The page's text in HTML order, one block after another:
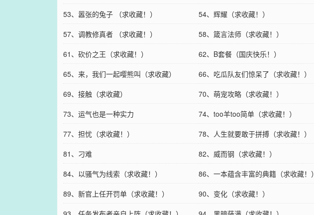
53、嚣张的兔子 （求收藏！）
54、辉耀（求收藏！）
57、调教修真者 （求收藏！）
58、箴言法师（求收藏！）
61、砍价之王（求收藏！）
62、B套餐（国庆快乐！）
65、来，我们一起嘤熊叫（求收藏）
66、吃瓜队友们惊呆了（求收藏！）
69、接触（求收藏）
70、萌宠攻略（求收藏！）
73、运气也是一种实力
74、too羊too简单（求收藏！）
77、担忧（求收藏！）
78、人生就要敢于拼搏（求收藏！）
81、刁难
82、威而钢（求收藏！）
84、以骚气为线索（求收藏！）
86、一本蕴含丰富的典籍（求收藏！）
89、新官上任开罚单（求收藏！）
90、变化（求收藏！）